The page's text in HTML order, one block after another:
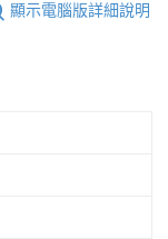
顯示電腦版詳細說明